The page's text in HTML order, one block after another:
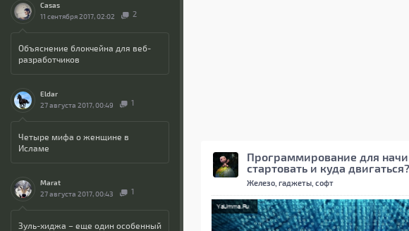
Casas
11 сентября 2017, 02:02
2
Объяснение блокчейна для веб-
разработчиков
Eldar
27 августа 2017, 00:49
1
Четыре мифа о женщине в
Исламе
Marat
27 августа 2017, 00:43
1
Зуль-хиджа – еще один особенный
Программирование для
стартовать и куда двигаться?
Железо, гаджеты, софт